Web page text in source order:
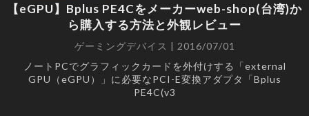
【eGPU】Bplus PE4Cをメーカーweb-shop(台湾)か
ら購入する方法と外観レビュー
ゲーミングデバイス | 2016/07/01
ノートPCでグラフィックカードを外付けする「external
GPU（eGPU）」に必要なPCI-E変換アダプタ「Bplus
PE4C(v3